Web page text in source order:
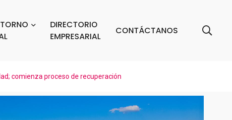
DIRECTORIO
EMPRESARIAL
CONTÁCTANOS
comienza proceso de recuperación